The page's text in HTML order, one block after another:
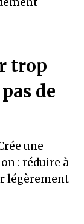
trop
de
une
: réduire à
légèrement